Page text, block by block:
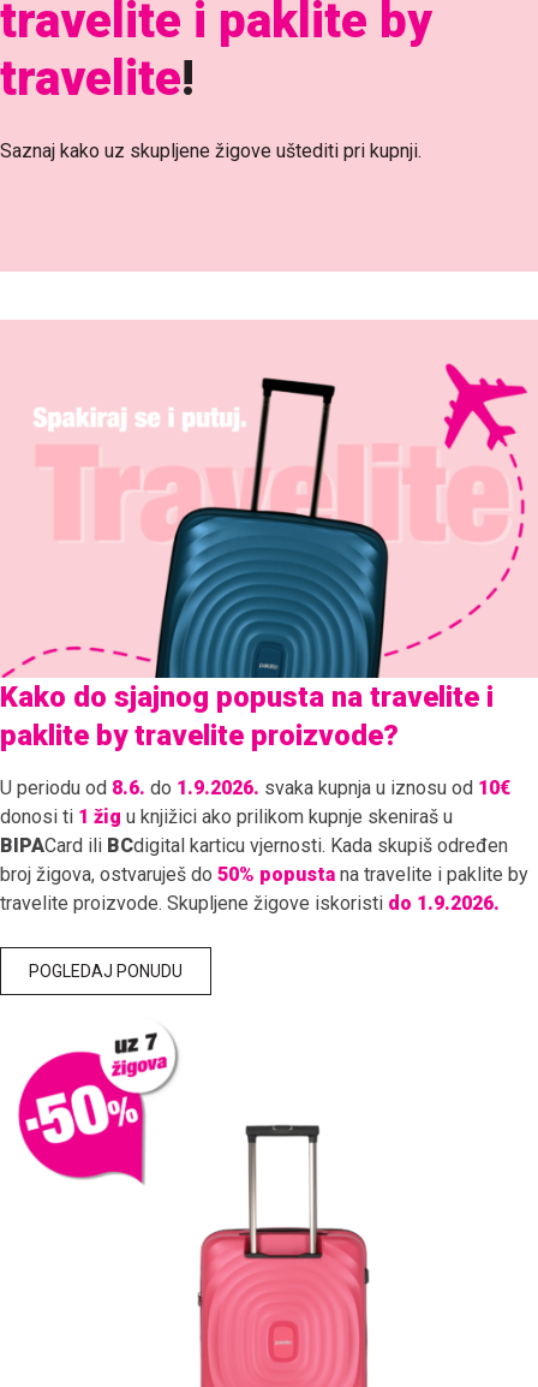
travelite i paklite by
travelite!
Saznaj kako uz skupljene žigove uštediti pri kupnji.
Kako do sjajnog popusta na travelite i
paklite by travelite proizvode?
U periodu od 8.6. do 1.9.2026. svaka kupnja u iznosu od 10€
donosi ti 1 žig u knjižici ako prilikom kupnje skeniraš u
BIPACard ili BCdigital karticu vjernosti. Kada skupiš određen
broj žigova, ostvaruješ do 50% popusta na travelite i paklite by
travelite proizvode. Skupljene žigove iskoristi do 1.9.2026.
POGLEDAJ PONUDU